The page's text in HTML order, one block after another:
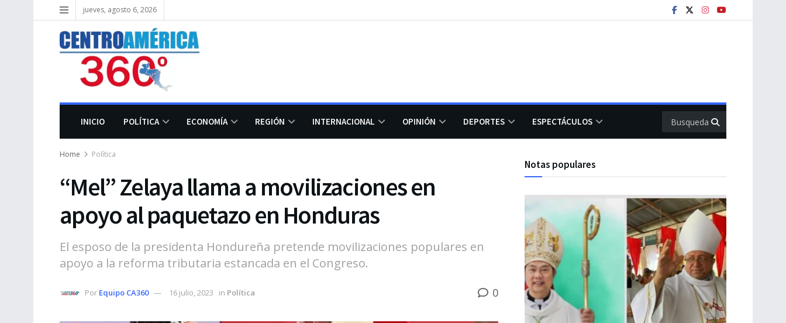
jueves, agosto 6, 2026
INICIO POLÍTICA ECONOMÍA REGIÓN INTERNACIONAL OPINIÓN DEPORTES ESPECTÁCULOS
Home Política
“Mel” Zelaya llama a movilizaciones en
apoyo al paquetazo en Honduras
El esposo de la presidenta Hondureña pretende movilizaciones populares en
apoyo a la reforma tributaria estancada en el Congreso.
Por Equipo CA360 16 julio, 2023 in Política 0
Notas populares